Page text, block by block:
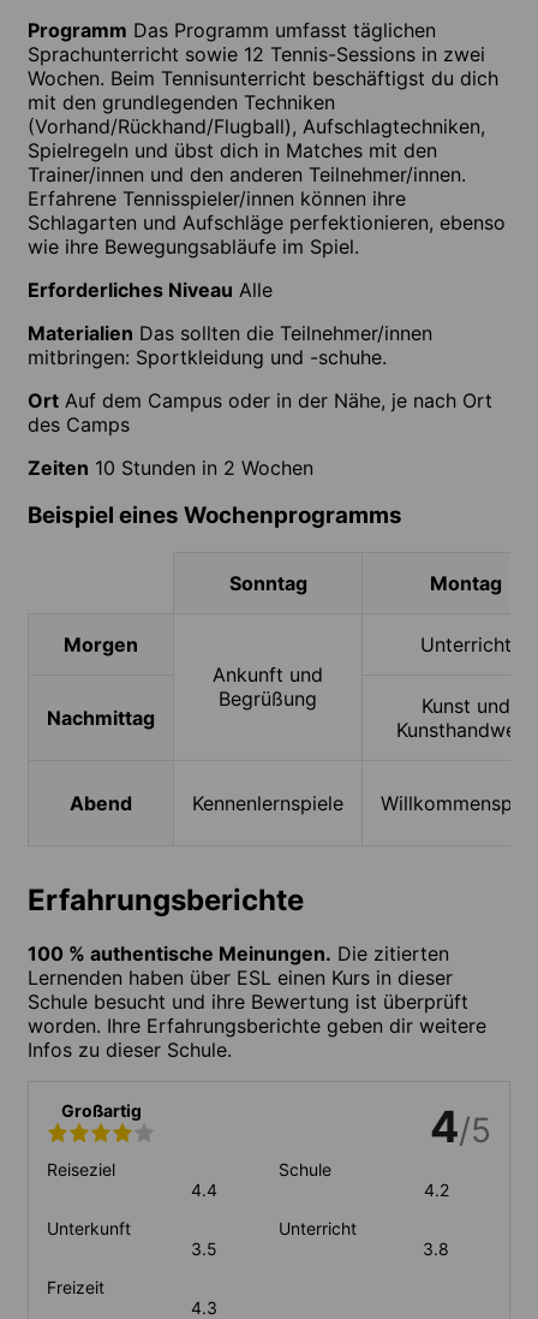
Programm Das Programm umfasst täglichen
Sprachunterricht sowie 12 Tennis-Sessions in zwei
Wochen. Beim Tennisunterricht beschäftigst du dich
mit den grundlegenden Techniken
(Vorhand/Rückhand/Flugball), Aufschlagtechniken,
Spielregeln und übst dich in Matches mit den
Trainer/innen und den anderen Teilnehmer/innen.
Erfahrene Tennisspieler/innen können ihre
Schlagarten und Aufschläge perfektionieren, ebenso
wie ihre Bewegungsabläufe im Spiel.
Erforderliches Niveau Alle
Materialien Das sollten die Teilnehmer/innen
mitbringen: Sportkleidung und -schuhe.
Ort Auf dem Campus oder in der Nähe, je nach Ort
des Camps
Zeiten 10 Stunden in 2 Wochen
Beispiel eines Wochenprogramms
Sonntag Montag
Morgen
Ankunft und
Begrüßung
Unterricht
Nachmittag
Kunst und
Kunsthandwerk
Abend Kennenlernspiele
Erfahrungsberichte
100 % authentische Meinungen. Die zitierten
Lernenden haben über ESL einen Kurs in dieser
Schule besucht und ihre Bewertung ist überprüft
worden. Ihre Erfahrungsberichte geben dir weitere
Infos zu dieser Schule.
Großartig 4/5
Reiseziel
4.4
Schule
4.2
Unterkunft
3.5
Unterricht
3.8
Freizeit
4.3